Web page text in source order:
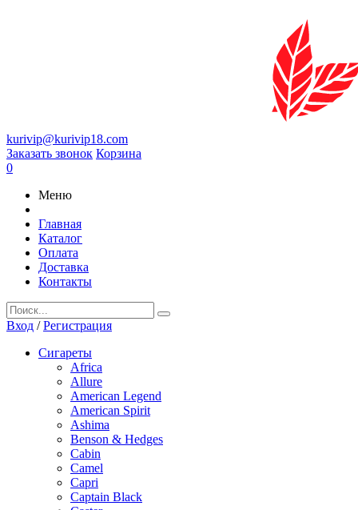
kurivip@kurivip18.com
Заказать звонок Корзина
0
Меню
Главная
Каталог
Оплата
Доставка
Контакты
Вход /Регистрация
Сигареты
Africa
Allure
American Legend
American Spirit
Ashima
Benson & Hedges
Cabin
Camel
Capri
Captain Black